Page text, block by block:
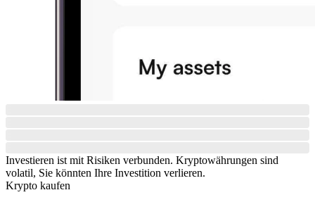
Investieren ist mit Risiken verbunden. Kryptowährungen sind
volatil, Sie könnten Ihre Investition verlieren.
Krypto kaufen